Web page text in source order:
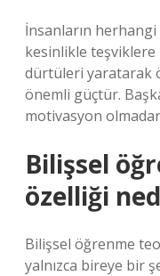
İnsanların
kesinlikle teşviklere
dürtüleri yaratarak
önemli güçtür.
motivasyon
Bilişsel
özelliği
Bilişsel öğrenme
yalnızca bireye bir